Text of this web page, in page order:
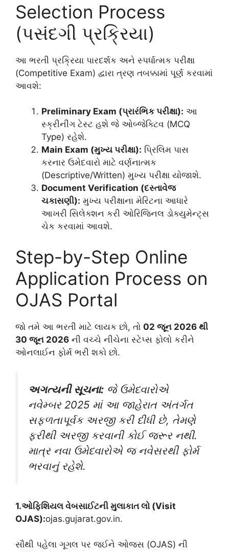
Selection Process
(પસંદગી પ્રક્રિયા)
આ ભરતી પ્રક્રિયા પારદર્શક અને સ્પર્ધાત્મક પરીક્ષા
(Competitive Exam) દ્વારા ત્રણ તબક્કામાં પૂર્ણ કરવામાં
આવશે:
Preliminary Exam (પ્રારંભિક પરીક્ષા): આ
સ્ક્રીનીંગ ટેસ્ટ હશે જે ઓબ્જેક્ટિવ (MCQ
Type) રહેશે.
Main Exam (મુખ્ય પરીક્ષા): પ્રિલિમ પાસ
કરનાર ઉમેદવારો માટે વર્ણનાત્મક
(Descriptive/Written) મુખ્ય પરીક્ષા યોજાશે.
Document Verification (દસ્તાવેજ
ચકાસણી): મુખ્ય પરીક્ષાના મેરિટના આધારે
આખરી સિલેક્શન કરી ઓરિજિનલ ડોક્યુમેન્ટ્સ
ચેક કરવામાં આવશે.
Step-by-Step Online
Application Process on
OJAS Portal
જો તમે આ ભરતી માટે લાયક છો, તો 02 જૂન 2026 થી
30 જૂન 2026 ની વચ્ચે નીચેના સ્ટેપ્સ ફોલો કરીને
ઓનલાઈન ફોર્મ ભરી શકો છો.
અગત્યની સૂચના: જે ઉમેદવારોએ
નવેમ્બર 2025 માં આ જાહેરાત અંતર્ગત
સફળતાપૂર્વક અરજી કરી દીધી છે, તેમણે
ફરીથી અરજી કરવાની કોઈ જરૂર નથી.
માત્ર નવા ઉમેદવારોએ જ નવેસરથી ફોર્મ
ભરવાનું રહેશે.
1.ઓફિશિયલ વેબસાઈટની મુલાકાત લો (Visit
OJAS):ojas.gujarat.gov.in.
સૌથી પહેલા ગૂગલ પર જઈને ઓજસ (OJAS) ની